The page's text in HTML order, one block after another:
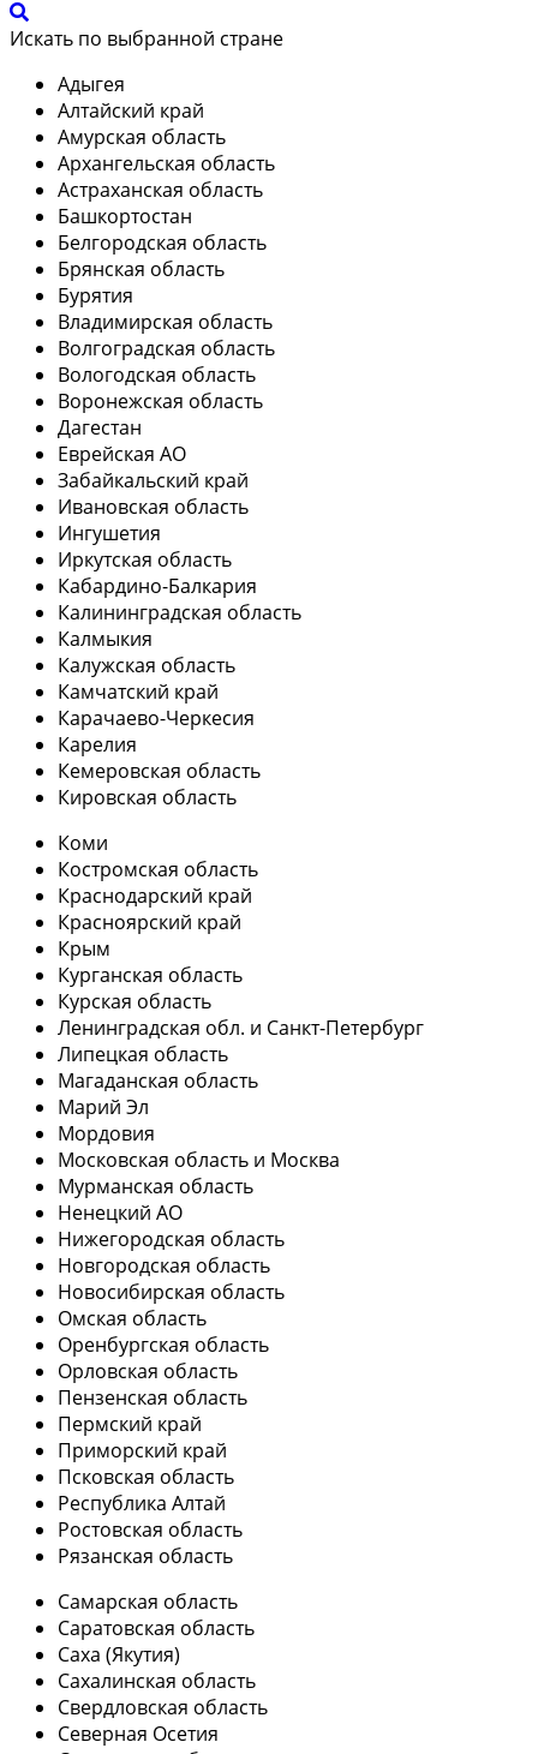
Искать по выбранной стране
Адыгея
Алтайский край
Амурская область
Архангельская область
Астраханская область
Башкортостан
Белгородская область
Брянская область
Бурятия
Владимирская область
Волгоградская область
Вологодская область
Воронежская область
Дагестан
Еврейская АО
Забайкальский край
Ивановская область
Ингушетия
Иркутская область
Кабардино-Балкария
Калининградская область
Калмыкия
Калужская область
Камчатский край
Карачаево-Черкесия
Карелия
Кемеровская область
Кировская область
Коми
Костромская область
Краснодарский край
Красноярский край
Крым
Курганская область
Курская область
Ленинградская обл. и Санкт-Петербург
Липецкая область
Магаданская область
Марий Эл
Мордовия
Московская область и Москва
Мурманская область
Ненецкий АО
Нижегородская область
Новгородская область
Новосибирская область
Омская область
Оренбургская область
Орловская область
Пензенская область
Пермский край
Приморский край
Псковская область
Республика Алтай
Ростовская область
Рязанская область
Самарская область
Саратовская область
Саха (Якутия)
Сахалинская область
Свердловская область
Северная Осетия